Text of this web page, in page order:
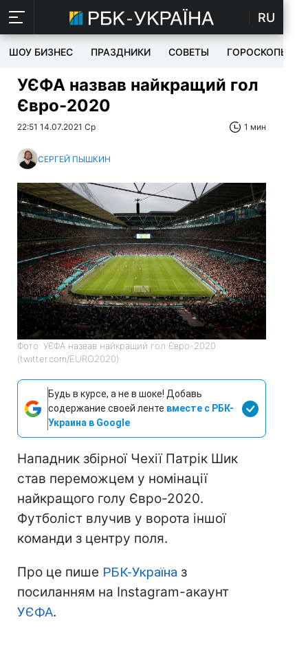
RU
ШОУ БИЗНЕС ПРАЗДНИКИ СОВЕТЫ ГОРОСКОПЫ
УЄФА назвав найкращий гол
Євро-2020
22:51 14.07.2021 Ср 1 мин
СЕРГЕЙ ПЫШКИН
Фото: УЄФА назвав найкращий гол Євро-2020
(twitter.com/EURO2020)
Будь в курсе, а не в шоке! Добавь
содержание своей ленте вместе с РБК-
Украина в Google
Нападник збірної Чехії Патрік Шик
став переможцем у номінації
найкращого голу Євро-2020.
Футболіст влучив у ворота іншої
команди з центру поля.
Про це пише РБК-Україна з
посиланням на Instagram-акаунт
УЄФА.